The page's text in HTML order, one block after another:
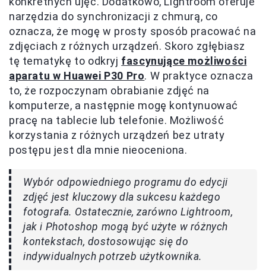
narzędzia do synchronizacji z chmurą, co
oznacza, że mogę w prosty sposób pracować na
zdjęciach z różnych urządzeń. Skoro zgłębiasz
tę tematykę to odkryj fascynujące możliwości
aparatu w Huawei P30 Pro. W praktyce oznacza
to, że rozpoczynam obrabianie zdjęć na
komputerze, a następnie mogę kontynuować
pracę na tablecie lub telefonie. Możliwość
korzystania z różnych urządzeń bez utraty
postępu jest dla mnie nieoceniona.
Wybór odpowiedniego programu do edycji
zdjęć jest kluczowy dla sukcesu każdego
fotografa. Ostatecznie, zarówno Lightroom,
jak i Photoshop mogą być użyte w różnych
kontekstach, dostosowując się do
indywidualnych potrzeb użytkownika.